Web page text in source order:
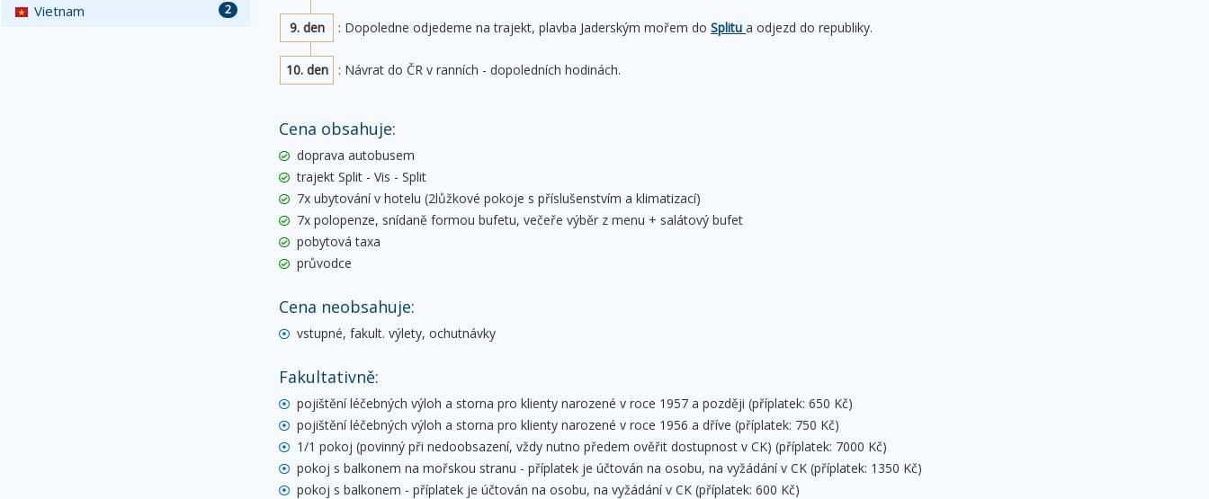
9. den : Dopoledne odjedeme na trajekt, plavba Jaderským mořem do Splitu a odjezd do republiky.
10. den : Návrat do ČR v ranních - dopoledních hodinách.
Cena obsahuje:
doprava autobusem
trajekt Split - Vis - Split
7x ubytování v hotelu (2lůžkové pokoje s příslušenstvím a klimatizací)
7x polopenze, snídaně formou bufetu, večeře výběr z menu + salátový bufet
pobytová taxa
průvodce
Cena neobsahuje:
vstupné, fakult. výlety, ochutnávky
Fakultativně:
pojištění léčebných výloh a storna pro klienty narozené v roce 1957 a později (příplatek: 650 Kč)
pojištění léčebných výloh a storna pro klienty narozené v roce 1956 a dříve (příplatek: 750 Kč)
1/1 pokoj (povinný při nedoobsazení, vždy nutno předem ověřit dostupnost v CK) (příplatek: 7000 Kč)
pokoj s balkonem na mořskou stranu - příplatek je účtován na osobu, na vyžádání v CK (příplatek: 1350 Kč)
pokoj s balkonem - příplatek je účtován na osobu, na vyžádání v CK (příplatek: 600 Kč)
2
Vietnam